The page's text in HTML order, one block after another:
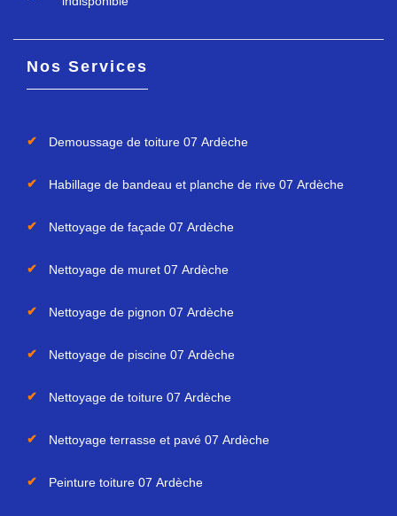
Nos Services
Demoussage de toiture 07 Ardèche
Habillage de bandeau et planche de rive 07 Ardèche
Nettoyage de façade 07 Ardèche
Nettoyage de muret 07 Ardèche
Nettoyage de pignon 07 Ardèche
Nettoyage de piscine 07 Ardèche
Nettoyage de toiture 07 Ardèche
Nettoyage terrasse et pavé 07 Ardèche
Peinture toiture 07 Ardèche